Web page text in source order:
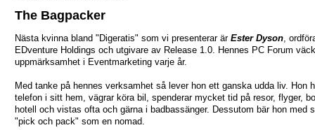
The Bagpacker
Nästa kvinna bland "Digeratis" som vi presenterar är Ester Dyson ,
EDventure Holdings och utgivare av Release 1.0. Hennes PC Forum
uppmärksamhet i Eventmarketing varje år.
Med tanke på hennes verksamhet så lever hon ett ganska udda liv. Hon
telefon i sitt hem, vägrar köra bil, spenderar mycket tid på resor, flyger,
hotell och vistas ofta och gärna i badbassänger. Dessutom bär hon med
"pick och pack" som en nomad.